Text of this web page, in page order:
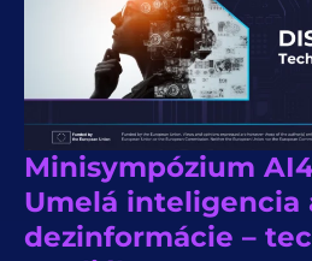
Minisympózium
Umelá inteligencia
dezinformácie –